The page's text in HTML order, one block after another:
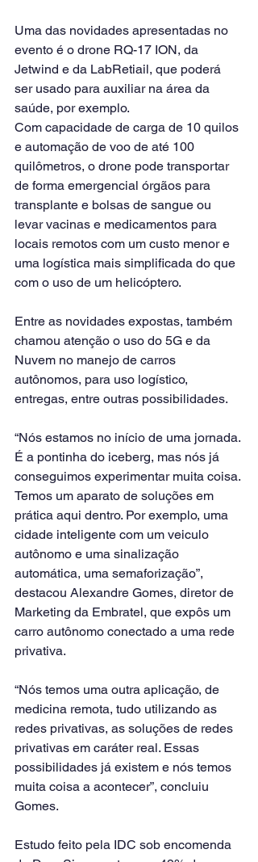
Uma das novidades apresentadas no
evento é o drone RQ-17 ION, da
Jetwind e da LabRetiail, que poderá
ser usado para auxiliar na área da
saúde, por exemplo.
Com capacidade de carga de 10 quilos
e automação de voo de até 100
quilômetros, o drone pode transportar
de forma emergencial órgãos para
transplante e bolsas de sangue ou
levar vacinas e medicamentos para
locais remotos com um custo menor e
uma logística mais simplificada do que
com o uso de um helicóptero.
Entre as novidades expostas, também
chamou atenção o uso do 5G e da
Nuvem no manejo de carros
autônomos, para uso logístico,
entregas, entre outras possibilidades.
“Nós estamos no início de uma jornada.
É a pontinha do iceberg, mas nós já
conseguimos experimentar muita coisa.
Temos um aparato de soluções em
prática aqui dentro. Por exemplo, uma
cidade inteligente com um veiculo
autônomo e uma sinalização
automática, uma semaforização”,
destacou Alexandre Gomes, diretor de
Marketing da Embratel, que expôs um
carro autônomo conectado a uma rede
privativa.
“Nós temos uma outra aplicação, de
medicina remota, tudo utilizando as
redes privativas, as soluções de redes
privativas em caráter real. Essas
possibilidades já existem e nós temos
muita coisa a acontecer”, concluiu
Gomes.
Estudo feito pela IDC sob encomenda